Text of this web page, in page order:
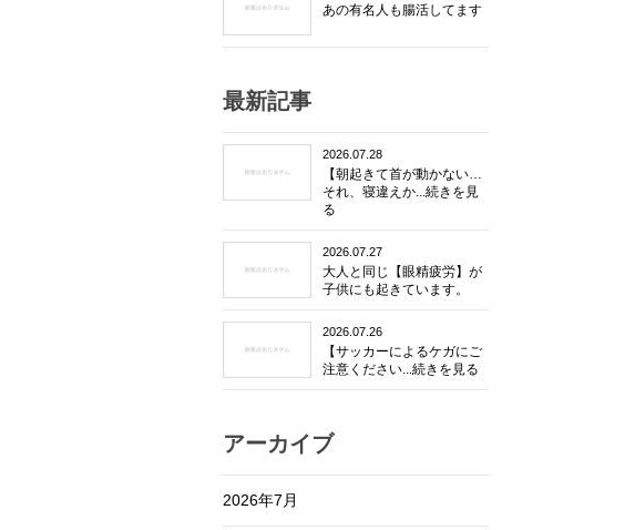
あの有名人も腸活してます
最新記事
2026.07.28
【朝起きて首が動かない…
それ、寝違えか...続きを見
る
2026.07.27
大人と同じ【眼精疲労】が
子供にも起きています。
2026.07.26
【サッカーによるケガにご
注意ください...続きを見る
アーカイブ
2026年7月